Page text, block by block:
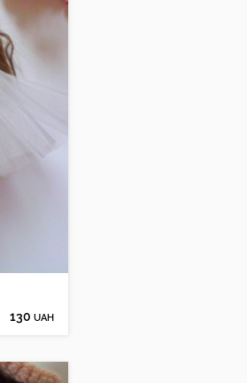
130 UAH